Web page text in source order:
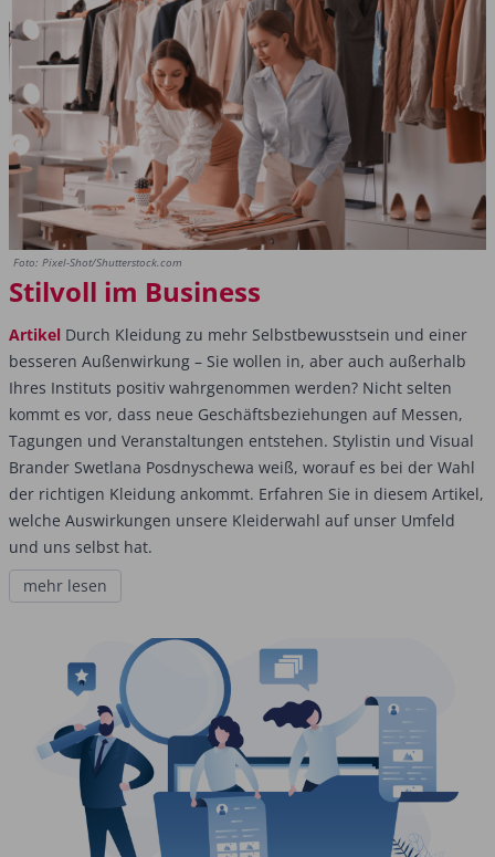
Foto: Pixel-Shot/Shutterstock.com
Stilvoll im Business
Artikel Durch Kleidung zu mehr Selbstbewusstsein und einer
besseren Außenwirkung – Sie wollen in, aber auch außerhalb
Ihres Instituts positiv wahrgenommen werden? Nicht selten
kommt es vor, dass neue Geschäftsbeziehungen auf Messen,
Tagungen und Veranstaltungen entstehen. Stylistin und Visual
Brander Swetlana Posdnyschewa weiß, worauf es bei der Wahl
der richtigen Kleidung ankommt. Erfahren Sie in diesem Artikel,
welche Auswirkungen unsere Kleiderwahl auf unser Umfeld
und uns selbst hat.
mehr lesen